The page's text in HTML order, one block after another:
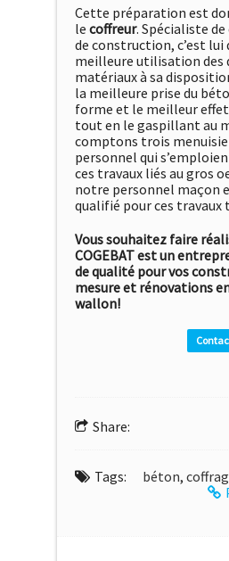
Cette préparation est
le coffreur. Spécialiste
de construction, c’est lui
meilleure utilisation des
matériaux à sa
la meilleure prise du
forme et le meilleur
tout en le gaspillant au
comptons trois
personnel qui
ces travaux liés au gros
notre personnel maçon
qualifié pour ces travaux
Vous souhaitez faire
COGEBAT est un
de qualité pour vos
mesure et rénovations
wallon!
Share:
Tags: béton,